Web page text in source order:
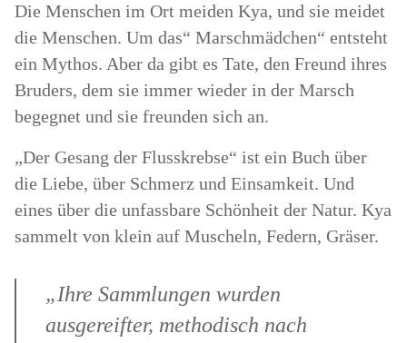
Die Menschen im Ort meiden Kya, und sie meidet
die Menschen. Um das“ Marschmädchen“ entsteht
ein Mythos. Aber da gibt es Tate, den Freund ihres
Bruders, dem sie immer wieder in der Marsch
begegnet und sie freunden sich an.
„Der Gesang der Flusskrebse“ ist ein Buch über
die Liebe, über Schmerz und Einsamkeit. Und
eines über die unfassbare Schönheit der Natur. Kya
sammelt von klein auf Muscheln, Federn, Gräser.
„Ihre Sammlungen wurden
ausgereifter, methodisch nach